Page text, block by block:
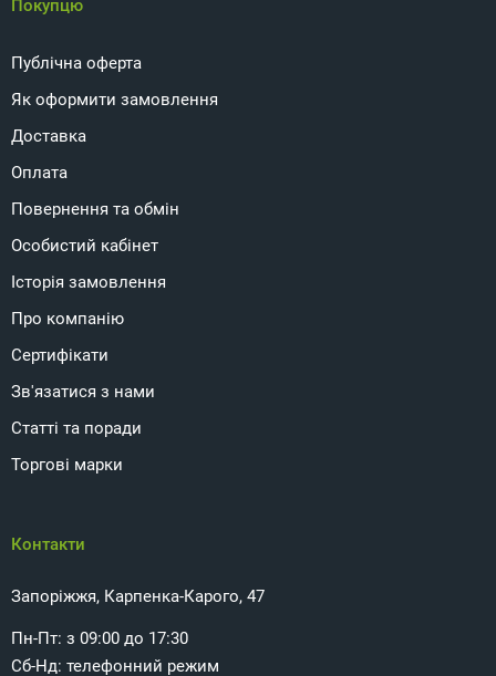
Покупцю
Публічна оферта
Як оформити замовлення
Доставка
Оплата
Повернення та обмін
Особистий кабінет
Історія замовлення
Про компанію
Сертифікати
Зв'язатися з нами
Статті та поради
Торгові марки
Контакти
Запоріжжя, Карпенка-Карого, 47
Пн-Пт: з 09:00 до 17:30
Сб-Нд: телефонний режим